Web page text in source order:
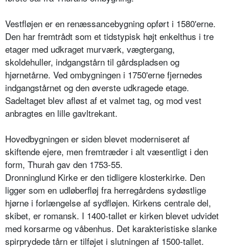
Vestfløjen er en renæssancebygning opført i 1580'erne.
Den har fremtrådt som et tidstypisk højt enkelthus i tre
etager med udkraget murværk, vægtergang,
skoldehuller, indgangstårn til gårdspladsen og
hjørnetårne. Ved ombygningen i 1750'erne fjernedes
indgangstårnet og den øverste udkragede etage.
Sadeltaget blev afløst af et valmet tag, og mod vest
anbragtes en lille gavltrekant.
Hovedbygningen er siden blevet moderniseret af
skiftende ejere, men fremtræder i alt væsentligt i den
form, Thurah gav den 1753-55.
Dronninglund Kirke er den tidligere klosterkirke. Den
ligger som en udløberfløj fra herregårdens sydøstlige
hjørne i forlængelse af sydfløjen. Kirkens centrale del,
skibet, er romansk. I 1400-tallet er kirken blevet udvidet
med korsarme og våbenhus. Det karakteristiske slanke
spirprydede tårn er tilføjet i slutningen af 1500-tallet.